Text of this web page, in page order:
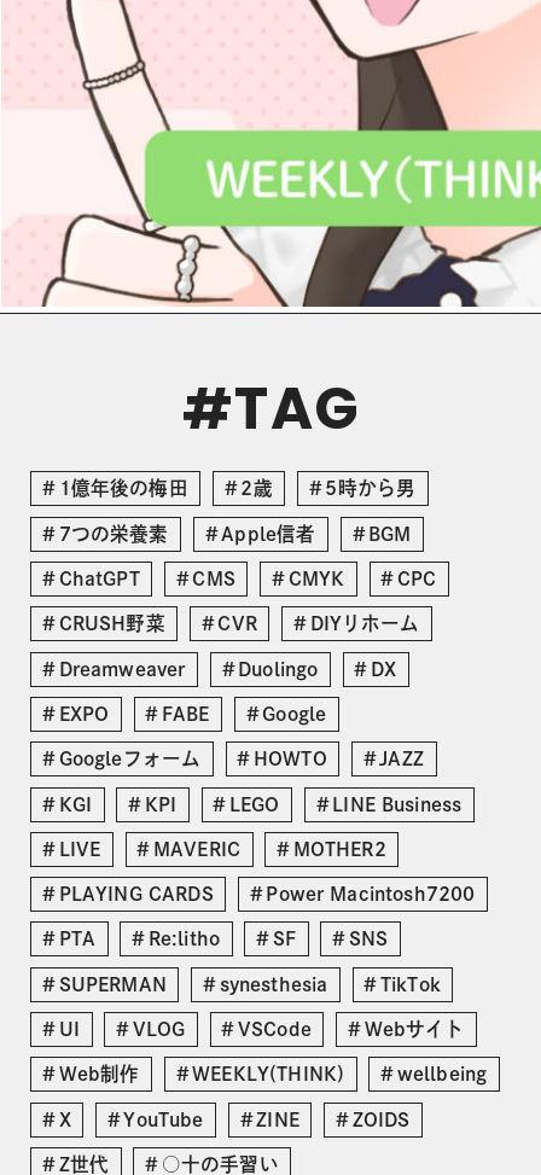
#TAG
1億年後の梅田 2歳 5時から男
7つの栄養素 Apple信者 BGM
ChatGPT CMS CMYK CPC
CRUSH野菜 CVR DIYリホーム
Dreamweaver Duolingo DX
EXPO FABE Google
Googleフォーム HOWTO JAZZ
KGI KPI LEGO LINE Business
LIVE MAVERIC MOTHER2
PLAYING CARDS Power Macintosh7200
PTA Re:litho SF SNS
SUPERMAN synesthesia TikTok
UI VLOG VSCode Webサイト
Web制作 WEEKLY(THINK) wellbeing
X YouTube ZINE ZOIDS
Z世代 ○十の手習い